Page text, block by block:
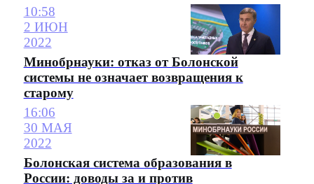
10:58
2 ИЮН
2022
Минобрнауки: отказ от Болонской
системы не означает возвращения к
старому
16:06
30 МАЯ
2022
Болонская система образования в
России: доводы за и против